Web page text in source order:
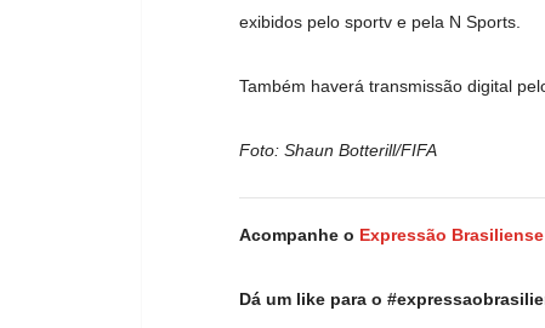
exibidos pelo sportv e pela N Sports.
Também haverá transmissão digital
Foto: Shaun Botterill/FIFA
Acompanhe o Expressão Brasiliense
Dá um like para o